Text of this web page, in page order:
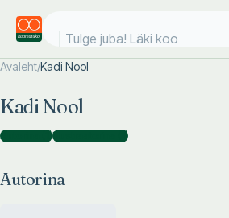
Tulge juba! Läki kool
Avaleht/Kadi Nool
Kadi Nool
Autorina )Illustraatorina )
Autorina